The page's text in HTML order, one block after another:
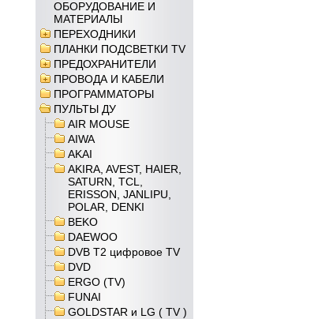
ОБОРУДОВАНИЕ И
МАТЕРИАЛЫ
ПЕРЕХОДНИКИ
ПЛАНКИ ПОДСВЕТКИ TV
ПРЕДОХРАНИТЕЛИ
ПРОВОДА И КАБЕЛИ
ПРОГРАММАТОРЫ
ПУЛЬТЫ ДУ
AIR MOUSE
AIWA
AKAI
AKIRA, AVEST, HAIER,
SATURN, TCL,
ERISSON, JANLIPU,
POLAR, DENKI
BEKO
DAEWOO
DVB T2 цифровое TV
DVD
ERGO (TV)
FUNAI
GOLDSTAR и LG ( TV )